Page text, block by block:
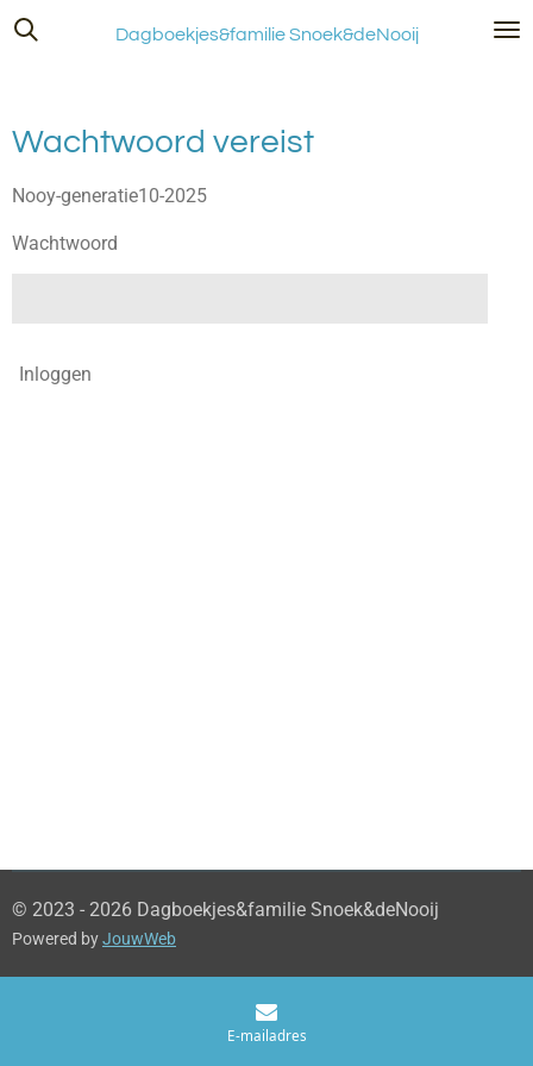
Ga
hoofdinhoud
Dagboekjes&familie Snoek&deNooij
Wachtwoord vereist
Nooy-generatie10-2025
Wachtwoord
Inloggen
© 2023 - 2026 Dagboekjes&familie Snoek&deNooij
Powered byJouwWeb
E-mailadres